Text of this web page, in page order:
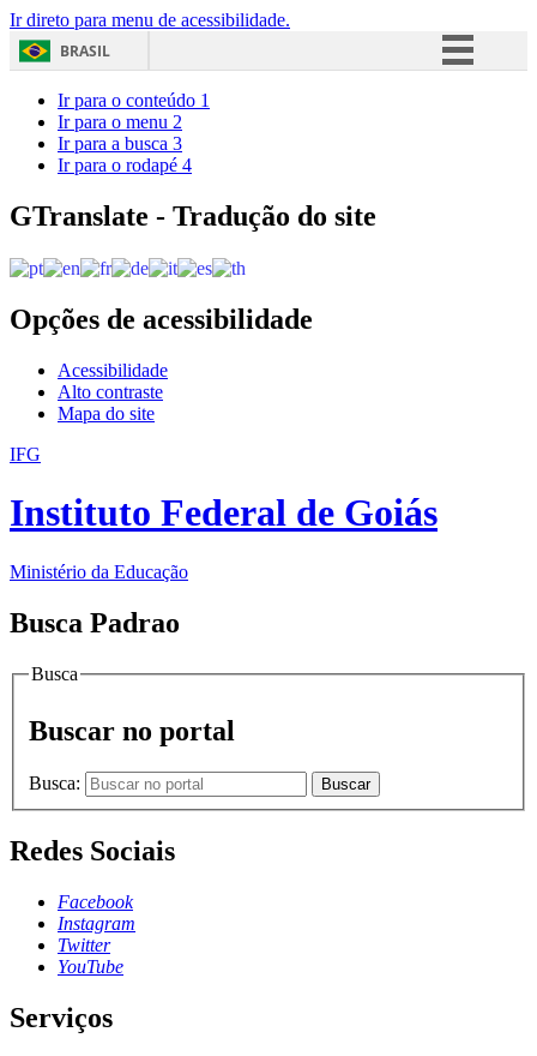
Ir direto para menu de acessibilidade.
BRASIL
Acesso à informação
Ir para o conteúdo 1
Ir para o menu 2
Ir para a busca 3
Ir para o rodapé 4
GTranslate - Tradução do site
Opções de acessibilidade
Acessibilidade
Alto contraste
Mapa do site
IFG
Instituto Federal de Goiás
Ministério da Educação
Busca Padrao
Busca
Buscar no portal
Busca: Buscar
Redes Sociais
Facebook
Instagram
Twitter
YouTube
Serviços